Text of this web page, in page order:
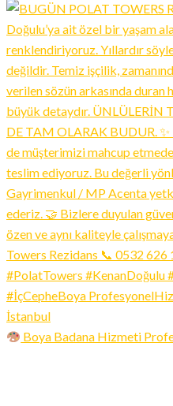
Boya Badana Hizmeti